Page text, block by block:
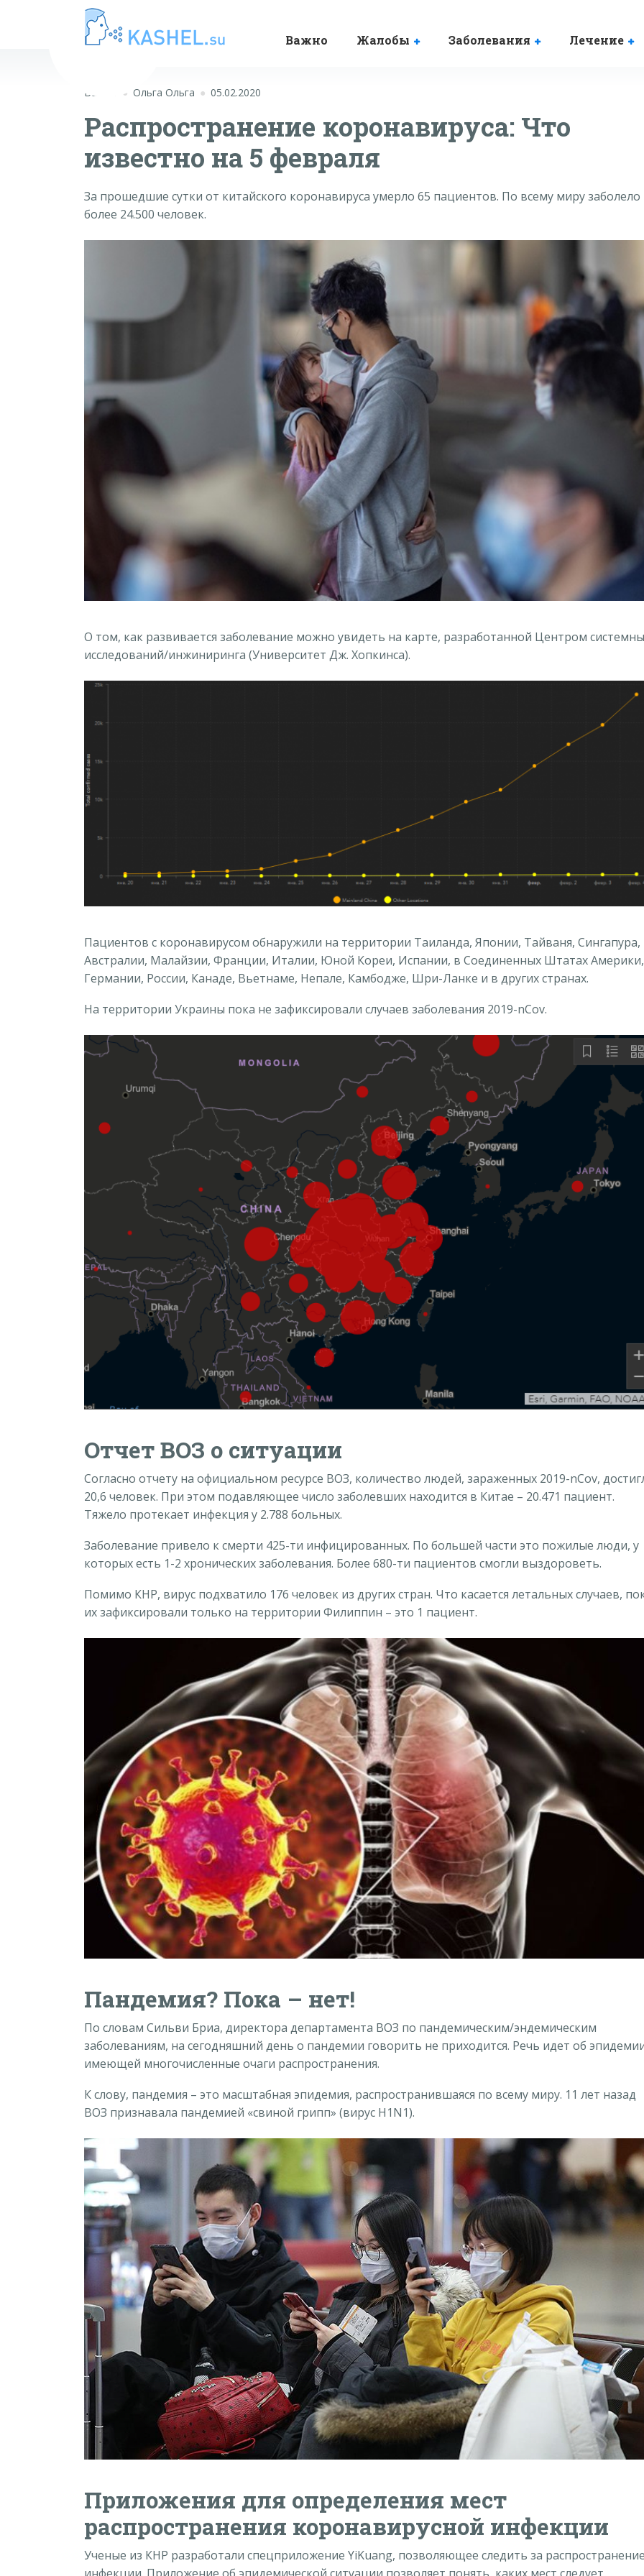
Важно Жалобы Заболевания Лечение
Важно Ольга Ольга 05.02.2020
Распространение коронавируса: Что
известно на 5 февраля
За прошедшие сутки от китайского коронавируса умерло 65 пациентов. По всему миру заболело
более 24.500 человек.
О том, как развивается заболевание можно увидеть на карте, разработанной Центром
исследований/инжиниринга (Университет Дж. Хопкинса).
Пациентов с коронавирусом обнаружили на территории Таиланда, Японии, Тайваня, Сингапура,
Австралии, Малайзии, Франции, Италии, Юной Кореи, Испании, в Соединенных Штатах
Германии, России, Канаде, Вьетнаме, Непале, Камбодже, Шри-Ланке и в других странах.
На территории Украины пока не зафиксировали случаев заболевания 2019-nCov.
Отчет ВОЗ о ситуации
Согласно отчету на официальном ресурсе ВОЗ, количество людей, зараженных 2019-nCov,
20,6 человек. При этом подавляющее число заболевших находится в Китае – 20.471 пациент.
Тяжело протекает инфекция у 2.788 больных.
Заболевание привело к смерти 425-ти инфицированных. По большей части это пожилые люди, у
которых есть 1-2 хронических заболевания. Более 680-ти пациентов смогли выздороветь.
Помимо КНР, вирус подхватило 176 человек из других стран. Что касается летальных случаев,
их зафиксировали только на территории Филиппин – это 1 пациент.
Пандемия? Пока – нет!
По словам Сильви Бриа, директора департамента ВОЗ по пандемическим/эндемическим
заболеваниям, на сегодняшний день о пандемии говорить не приходится. Речь идет об
имеющей многочисленные очаги распространения.
К слову, пандемия – это масштабная эпидемия, распространившаяся по всему миру. 11 лет назад
ВОЗ признавала пандемией «свиной грипп» (вирус H1N1).
Приложения для определения мест
распространения коронавирусной инфекции
Ученые из КНР разработали спецприложение YiKuang, позволяющее следить за